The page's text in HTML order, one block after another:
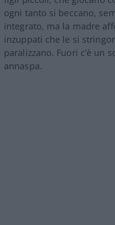
ogni tanto si beccano,
integrato, ma la madre
inzuppati che le si
paralizzano. Fuori c’è un
annaspa.